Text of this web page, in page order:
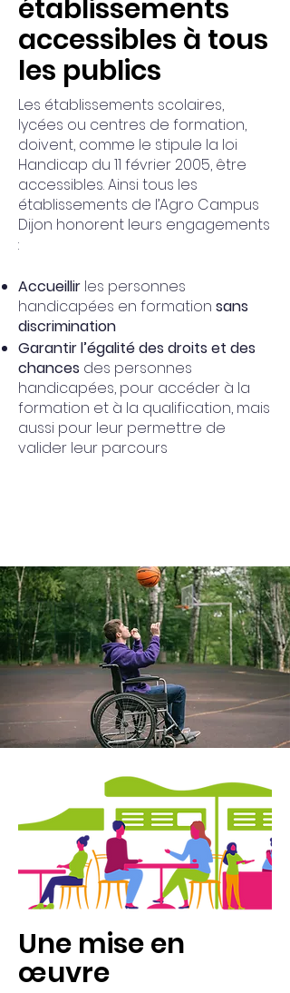
établissements
accessibles à tous
les publics
Les établissements scolaires,
lycées ou centres de formation,
doivent, comme le stipule la loi
Handicap du 11 février 2005, être
accessibles. Ainsi tous les
établissements de l’Agro Campus
Dijon honorent leurs engagements
:
Accueillir les personnes
handicapées en formation sans
discrimination
Garantir l’égalité des droits et des
chances des personnes
handicapées, pour accéder à la
formation et à la qualification, mais
aussi pour leur permettre de
valider leur parcours
Une mise en
œuvre